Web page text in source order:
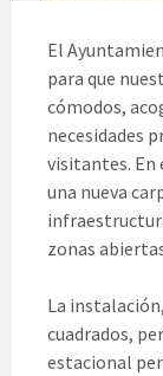
El
para que
cómodos,
necesidades
visitantes. En
una nueva
zonas
La
cuadrados,
estacional